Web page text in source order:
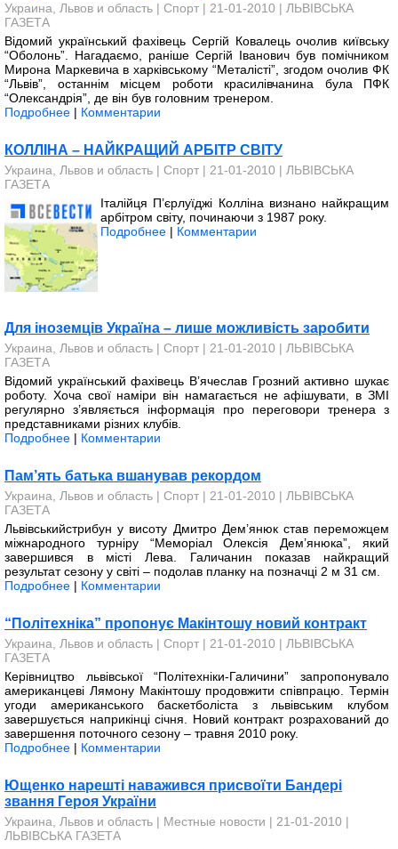
Украина, Львов и область | Спорт | 21-01-2010 | ЛЬВІВСЬКА
ГАЗЕТА
Відомий український фахівець Сергій Ковалець очолив київ­ську
“Оболонь”. Нагадаємо, раніше Сергій Іванович був помічником
Мирона Маркевича в харківському “Мета­лісті”, згодом очолив ФК
“Львів”, ос­таннім місцем роботи красилівчанина була ПФК
“Олександрія”, де він був головним тренером.
Подробнее | Комментарии
КОЛЛІНА – НАЙКРАЩИЙ АРБІТР СВІТУ
Украина, Львов и область | Спорт | 21-01-2010 | ЛЬВІВСЬКА
ГАЗЕТА
Італійця П’єрлуїджі Колліна визнано найкращим
арбітром світу, починаючи з 1987 року.
Подробнее | Комментарии
Для іноземців Україна – лише можливість заробити
Украина, Львов и область | Спорт | 21-01-2010 | ЛЬВІВСЬКА
ГАЗЕТА
Відомий український фахівець В’ячеслав Грозний активно шукає
роботу. Хоча свої наміри він намагається не афішувати, в ЗМІ
регулярно з’являється інформація про переговори тренера з
представниками різних клубів.
Подробнее | Комментарии
Пам’ять батька вшанував рекордом
Украина, Львов и область | Спорт | 21-01-2010 | ЛЬВІВСЬКА
ГАЗЕТА
Львівськийстрибун у висоту Дмитро Дем’янюк став переможцем
міжнародного турніру “Меморіал Олексія Дем’янюка”, який
завершився в місті Лева. Галичанин показав найкращий
результат сезону у світі – подолав планку на позначці 2 м 31 см.
Подробнее | Комментарии
“Політехніка” пропонує Макінтошу новий контракт
Украина, Львов и область | Спорт | 21-01-2010 | ЛЬВІВСЬКА
ГАЗЕТА
Керівництво львівської “По­літехніки-Галичини” запропонувало
американцеві Лямону Макінтошу продовжити співпрацю. Термін
угоди американського баскетболіста з львівським клубом
завершується наприкінці січня. Новий контракт розрахований до
завершення поточного сезону – травня 2010 року.
Подробнее | Комментарии
Ющенко нарешті наважився присвоїти Бандері
звання Героя України
Украина, Львов и область | Местные новости | 21-01-2010 |
ЛЬВІВСЬКА ГАЗЕТА